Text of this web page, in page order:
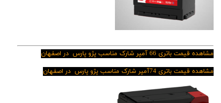
مشاهده قیمت باتری 66 آمپر شارک مناسب پژو پارس در اصفهان
مشاهده قیمت باتری 74آمپر شارک مناسب پژو پارس در اصفهان